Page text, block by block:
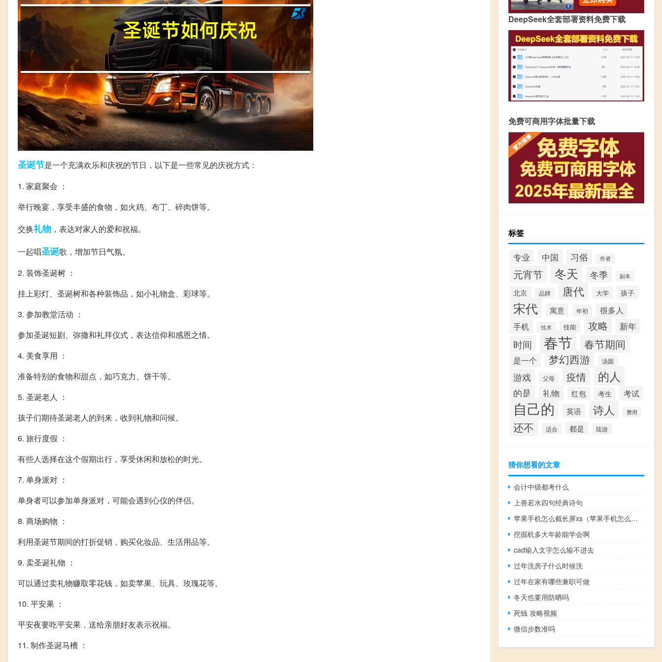
圣诞节是一个充满欢乐和庆祝的节日，以下是一些常见的庆祝方式：
1. 家庭聚会 ：
举行晚宴，享受丰盛的食物，如火鸡、布丁、碎肉饼等。
交换礼物 ，表达对家人的爱和祝福。
一起唱圣诞歌，增加节日气氛。
2. 装饰圣诞树 ：
挂上彩灯、圣诞树和各种装饰品，如小礼物盒、彩球等。
3. 参加教堂活动 ：
参加圣诞短剧、弥撒和礼拜仪式，表达信仰和感恩之情。
4. 美食享用 ：
准备特别的食物和甜点，如巧克力、饼干等。
5. 圣诞老人 ：
孩子们期待圣诞老人的到来，收到礼物和问候。
6. 旅行度假 ：
有些人选择在这个假期出行，享受休闲和放松的时光。
7. 单身派对 ：
单身者可以参加单身派对，可能会遇到心仪的伴侣。
8. 商场购物 ：
利用圣诞节期间的打折促销，购买化妆品、生活用品等。
9. 卖圣诞礼物 ：
可以通过卖礼物赚取零花钱，如卖苹果、玩具、玫瑰花等。
10. 平安果 ：
平安夜要吃平安果，送给亲朋好友表示祝福。
11. 制作圣诞马槽 ：
DeepSeek全套部署资料免费下载
免费可商用字体批量下载
标签
专业 中国 习俗 作者
元宵节 冬天 冬季 副本
北京 品牌 唐代 大学 孩子
宋代 寓意 年初 很多人
手机 技术 技能 攻略 新年
时间 春节 春节期间
是一个 梦幻西游 汤圆
游戏 父母 疫情 的人
的是 礼物 红包 考生 考试
自己的 英语 诗人 费用
还不 适合 都是 陆游
猜你想看的文章
会计中级都考什么
上善若水四句经典诗句
苹果手机怎么截长屏xs（苹果手机怎么截长屏幕）
挖掘机多大年龄能学会啊
cad输入文字怎么输不进去
过年洗房子什么时候洗
过年在家有哪些兼职可做
冬天也要用防晒吗
死钱 攻略视频
微信步数准吗